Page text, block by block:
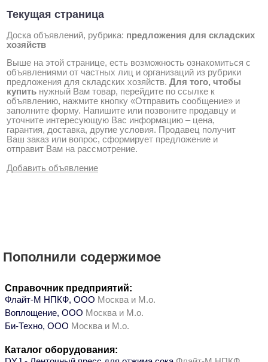
Текущая страница
Доска объявлений, рубрика: предложения для складских
хозяйств
Выше на этой странице, есть возможность ознакомиться с
объявлениями от частных лиц и организаций из рубрики
предложения для складских хозяйств. Для того, чтобы
купить нужный Вам товар, перейдите по ссылке к
объявлению, нажмите кнопку «Отправить сообщение» и
заполните форму. Напишите или позвоните продавцу и
уточните интересующую Вас информацию – цена,
гарантия, доставка, другие условия. Продавец получит
Ваш заказ или вопрос, сформирует предложение и
отправит Вам на рассмотрение.
Добавить объявление
Пополнили содержимое
Справочник предприятий:
Флайт-М НПКФ, ООО Москва и М.о.
Воплощение, ООО Москва и М.о.
Би-Техно, ООО Москва и М.о.
Каталог оборудования: